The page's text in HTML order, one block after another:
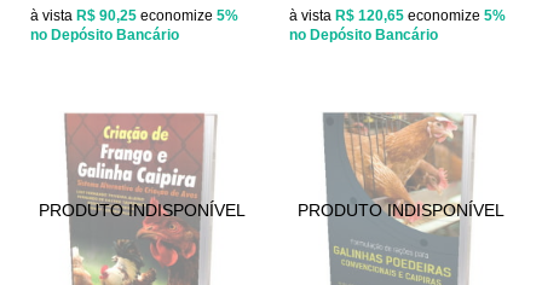
à vista R$ 90,25 economize 5%
no Depósito Bancário
à vista R$ 120,65 economize 5%
no Depósito Bancário